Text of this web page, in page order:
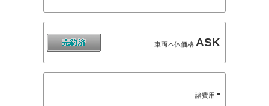
車両本体価格 ASK
諸費用 -